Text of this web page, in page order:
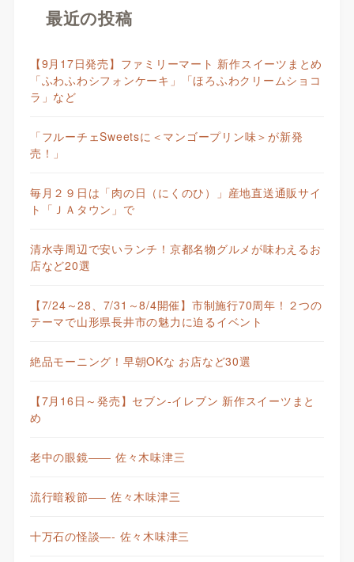
最近の投稿
【9月17日発売】ファミリーマート 新作スイーツまとめ
「ふわふわシフォンケーキ」「ほろふわクリームショコ
ラ」など
「フルーチェSweetsに＜マンゴープリン味＞が新発
売！」
毎月２９日は「肉の日（にくのひ）」産地直送通販サイ
ト「ＪＡタウン」で
清水寺周辺で安いランチ！京都名物グルメが味わえるお
店など20選
【7/24～28、7/31～8/4開催】市制施行70周年！２つの
テーマで山形県長井市の魅力に迫るイベント
絶品モーニング！早朝OKな お店など30選
【7月16日～発売】セブン-イレブン 新作スイーツまと
め
老中の眼鏡—— 佐々木味津三
流行暗殺節—– 佐々木味津三
十万石の怪談—- 佐々木味津三